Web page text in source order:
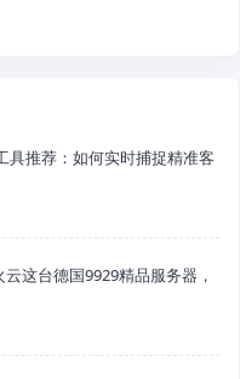
具推荐：如何实时捕捉精准客
云这台德国9929精品服务器，